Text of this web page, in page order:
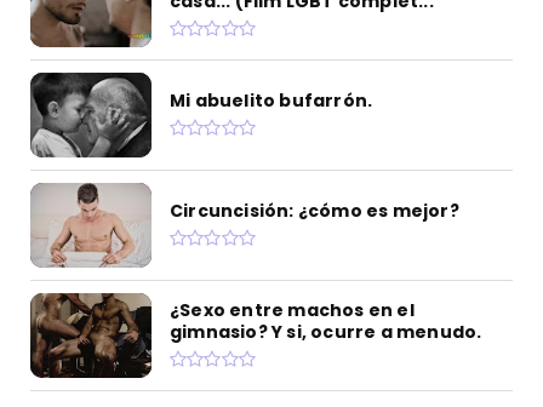
Mi abuelito bufarrón.
Circuncisión: ¿cómo es mejor?
¿Sexo entre machos en el
gimnasio? Y si, ocurre a menudo.